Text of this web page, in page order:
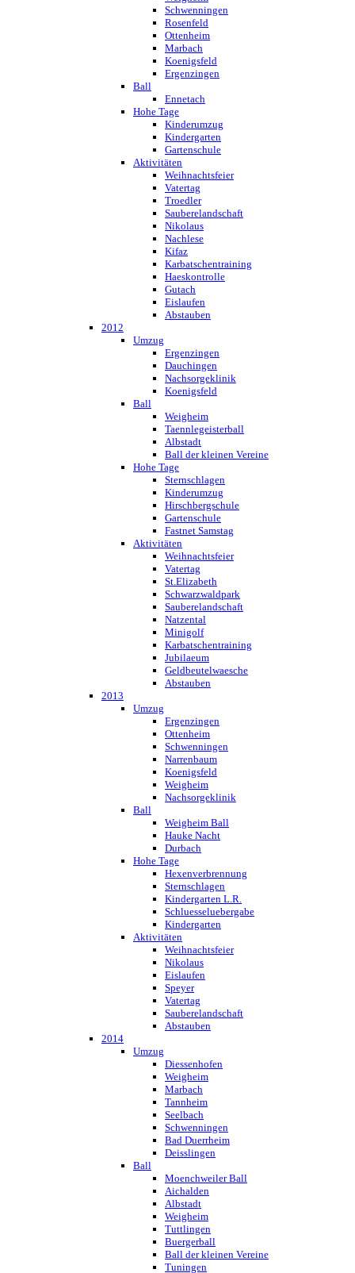
Schwenningen
Rosenfeld
Ottenheim
Marbach
Koenigsfeld
Ergenzingen
Ball
Ennetach
Hohe Tage
Kinderumzug
Kindergarten
Gartenschule
Aktivitäten
Weihnachtsfeier
Vatertag
Troedler
Sauberelandschaft
Nikolaus
Nachlese
Kifaz
Karbatschentraining
Haeskontrolle
Gutach
Eislaufen
Abstauben
2012
Umzug
Ergenzingen
Dauchingen
Nachsorgeklinik
Koenigsfeld
Ball
Weigheim
Taennlegeisterball
Albstadt
Ball der kleinen Vereine
Hohe Tage
Sternschlagen
Kinderumzug
Hirschbergschule
Gartenschule
Fastnet Samstag
Aktivitäten
Weihnachtsfeier
Vatertag
St.Elizabeth
Schwarzwaldpark
Sauberelandschaft
Natzental
Minigolf
Karbatschentraining
Jubilaeum
Geldbeutelwaesche
Abstauben
2013
Umzug
Ergenzingen
Ottenheim
Schwenningen
Narrenbaum
Koenigsfeld
Weigheim
Nachsorgeklinik
Ball
Weigheim Ball
Hauke Nacht
Durbach
Hohe Tage
Hexenverbrennung
Sternschlagen
Kindergarten L.R.
Schluesseluebergabe
Kindergarten
Aktivitäten
Weihnachtsfeier
Nikolaus
Eislaufen
Speyer
Vatertag
Sauberelandschaft
Abstauben
2014
Umzug
Diessenhofen
Weigheim
Marbach
Tannheim
Seelbach
Schwenningen
Bad Duerrheim
Deisslingen
Ball
Moenchweiler Ball
Aichalden
Albstadt
Weigheim
Tuttlingen
Buergerball
Ball der kleinen Vereine
Tuningen